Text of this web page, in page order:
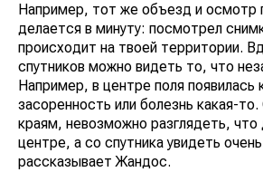
Например, тот же объезд и осмотр
делается в минуту: посмотрел
происходит на твоей территории.
спутников можно видеть то, что
Например, в центре поля появилась
засоренность или болезнь какая-
краям, невозможно разглядеть, что
центре, а со спутника увидеть
рассказывает Жандос.